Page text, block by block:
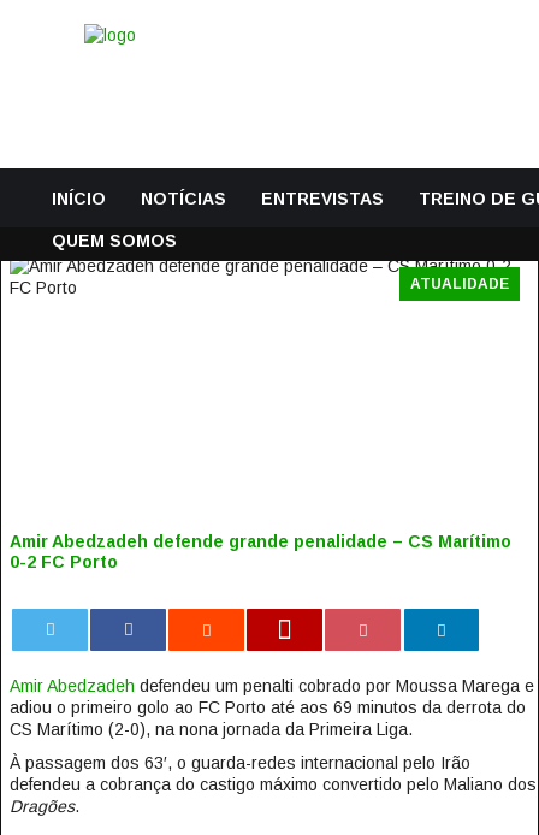
INÍCIO NOTÍCIAS ENTREVISTAS TREINO DE
QUEM SOMOS
ATUALIDADE
Amir Abedzadeh defende grande penalidade – CS Marítimo
0-2 FC Porto
Amir Abedzadeh defendeu um penalti cobrado por Moussa Marega e
adiou o primeiro golo ao FC Porto até aos 69 minutos da derrota do
CS Marítimo (2-0), na nona jornada da Primeira Liga.
À passagem dos 63′, o guarda-redes internacional pelo Irão
defendeu a cobrança do castigo máximo convertido pelo Maliano dos
Dragões.